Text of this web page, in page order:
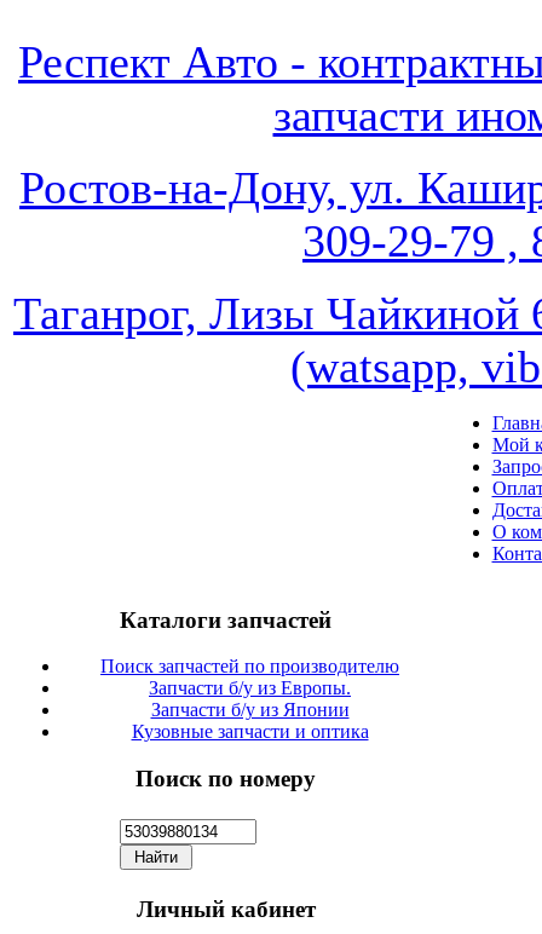
Респект Авто -
запчасти
Ростов-на-Дону, ул.
309-29-79 ,
Таганрог, Лизы
(watsapp,
Мой
О
Каталоги запчастей
Поиск запчастей по производителю
Запчасти б/у из Европы.
Запчасти б/у из Японии
Кузовные запчасти и оптика
Поиск по номеру
Личный кабинет